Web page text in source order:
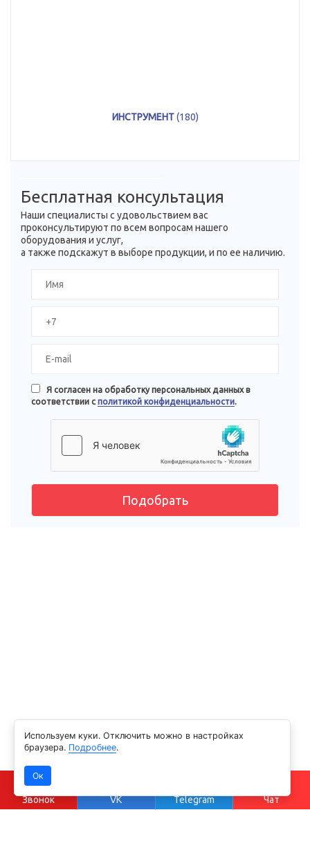
Используем куки. Отключить можно в настройках
браузера. Подробнее.
Ок
ИНСТРУМЕНТ(180)
Бесплатная консультация
Наши специалисты с удовольствием вас
проконсультируют по всем вопросам нашего
оборудования и услуг,
а также подскажут в выборе продукции, и по ее наличию.
Я согласен на обработку персональных данных в
соответствии с политикой конфиденциальности.
Звонок VK Telegram Чат